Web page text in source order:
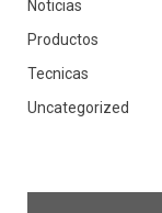
Noticias
Productos
Tecnicas
Uncategorized